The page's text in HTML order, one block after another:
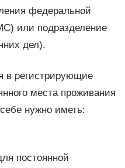
федеральной
или подразделение
дел).
в регистрирующие
места проживания
нужно иметь:
постоянной